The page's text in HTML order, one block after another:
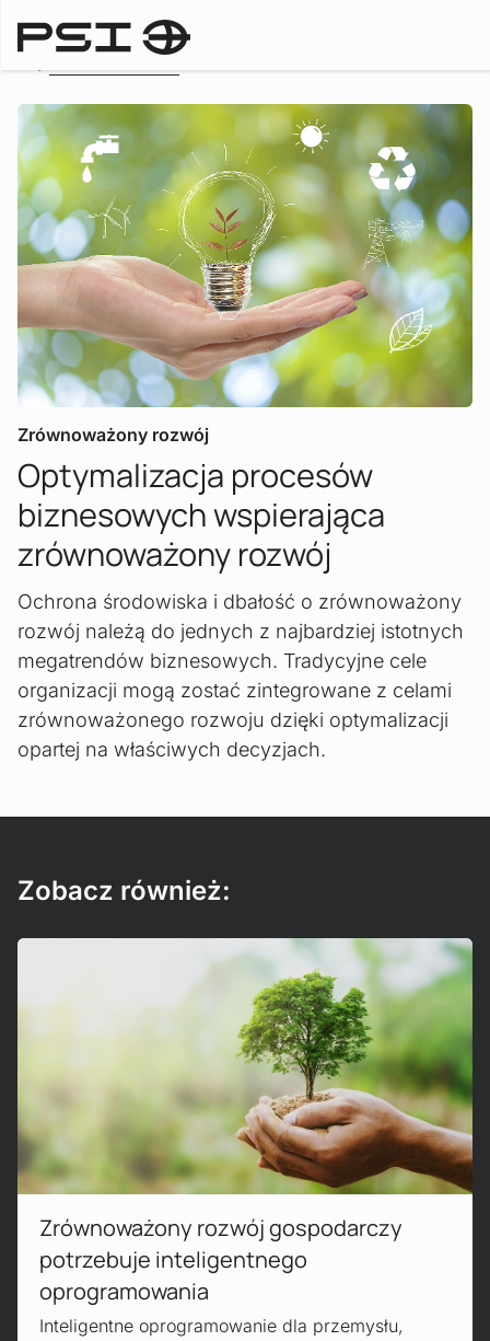
Zrównoważony rozwój
:
Optymalizacja procesów
biznesowych wspierająca
zrównoważony rozwój
Ochrona środowiska i dbałość o zrównoważony
rozwój należą do jednych z najbardziej istotnych
megatrendów biznesowych. Tradycyjne cele
organizacji mogą zostać zintegrowane z celami
zrównoważonego rozwoju dzięki optymalizacji
opartej na właściwych decyzjach.
Zobacz również:
Zrównoważony rozwój gospodarczy
potrzebuje inteligentnego
oprogramowania
Inteligentne oprogramowanie dla przemysłu,